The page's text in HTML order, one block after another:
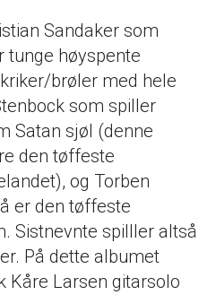
Sandaker som
tunge høyspente
brøler med hele
som spiller
Satan sjøl (denne
den tøffeste
og Torben
er den tøffeste
Sistnevnte spilller altså
På dette albumet
Kåre Larsen gitarsolo